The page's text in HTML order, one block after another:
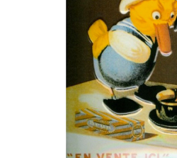
Politique de confidentialité
Une histoire de plaques émaillées